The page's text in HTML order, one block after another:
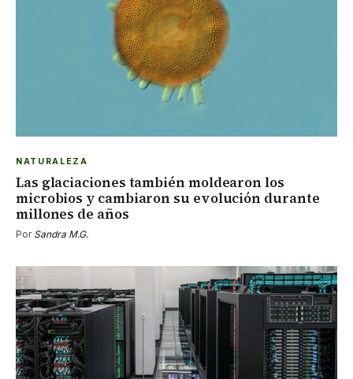
NATURALEZA
Las glaciaciones también moldearon los
microbios y cambiaron su evolución durante
millones de años
Por Sandra M.G.